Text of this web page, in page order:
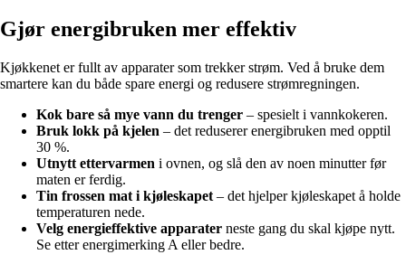
Gjør energibruken mer effektiv
Kjøkkenet er fullt av apparater som trekker strøm. Ved å bruke dem
smartere kan du både spare energi og redusere strømregningen.
Kok bare så mye vann du trenger – spesielt i vannkokeren.
Bruk lokk på kjelen – det reduserer energibruken med opptil
30 %.
Utnytt ettervarmen i ovnen, og slå den av noen minutter før
maten er ferdig.
Tin frossen mat i kjøleskapet – det hjelper kjøleskapet å holde
temperaturen nede.
Velg energieffektive apparater neste gang du skal kjøpe nytt.
Se etter energimerking A eller bedre.